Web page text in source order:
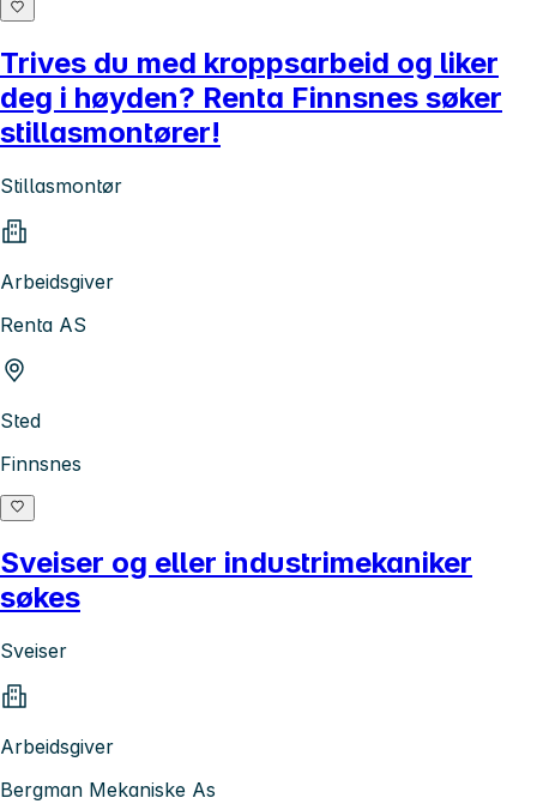
Trives du med kroppsarbeid og liker
deg i høyden? Renta Finnsnes søker
stillasmontører!
Stillasmontør
Arbeidsgiver
Renta AS
Sted
Finnsnes
Sveiser og eller industrimekaniker
søkes
Sveiser
Arbeidsgiver
Bergman Mekaniske As